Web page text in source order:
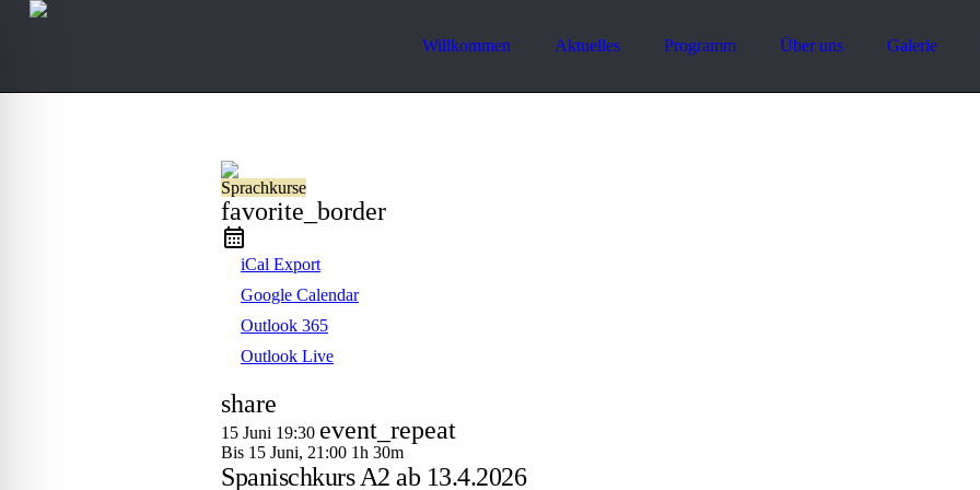
Willkommen Aktuelles Programm Über uns Galerie
Sprachkurse
favorite_border
iCal Export
Google Calendar
Outlook 365
Outlook Live
share
15 Juni 19:30 event_repeat
Bis 15 Juni, 21:00 1h 30m
Spanischkurs A2 ab 13.4.2026